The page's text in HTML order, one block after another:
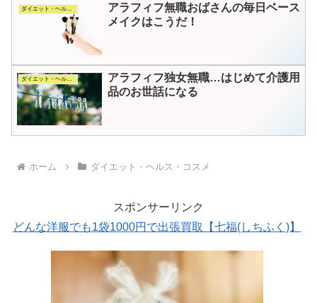
ダイエット・ヘルス・コスメ
アラフィフ無職おばさんの毎日ベース
メイクはこうだ！
ダイエット・ヘルス・コスメ
アラフィフ独女無職…はじめて介護用
品のお世話になる
ホーム ダイエット・ヘルス・コスメ
スポンサーリンク
どんな洋服でも1袋1000円で出張買取【七福(しちふく)】